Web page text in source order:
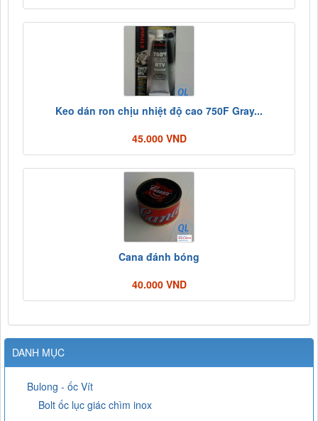
Keo dán ron chịu nhiệt độ cao 750F Gray...
45.000 VND
Cana đánh bóng
40.000 VND
DANH MỤC
Bulong - ốc Vít
Bolt ốc lục giác chìm inox